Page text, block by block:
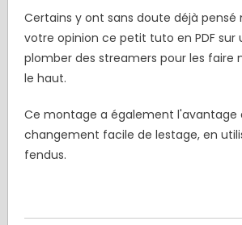
Certains y ont sans doute déjà pensé
votre opinion ce petit tuto en PDF sur
plomber des streamers pour les faire
le haut.
Ce montage a également l'avantage
changement facile de lestage, en
fendus.